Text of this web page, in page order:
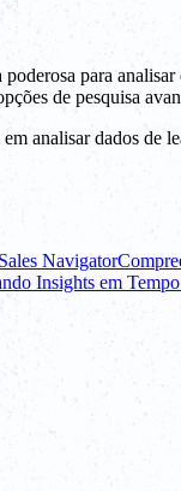
para analisar
de pesquisa
analisar dados de
Navigator
Insights em